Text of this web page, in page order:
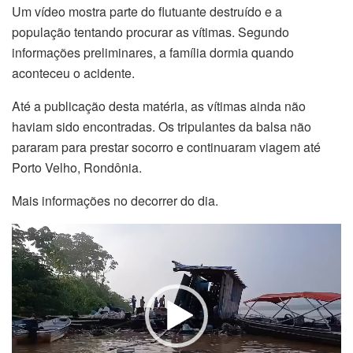
Um vídeo mostra parte do flutuante destruído e a
população tentando procurar as vítimas. Segundo
informações preliminares, a família dormia quando
aconteceu o acidente.
Até a publicação desta matéria, as vítimas ainda não
haviam sido encontradas. Os tripulantes da balsa não
pararam para prestar socorro e continuaram viagem até
Porto Velho, Rondônia.
Mais informações no decorrer do dia.
Tocador
de
vídeo